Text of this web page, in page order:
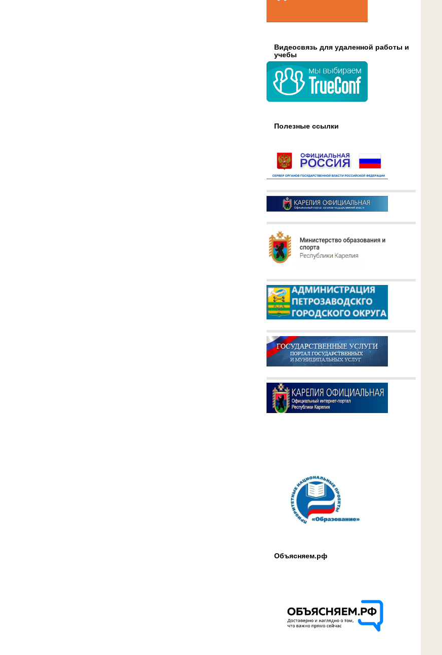
Видеосвязь для удаленной работы и
учебы
Полезные ссылки
Объясняем.рф